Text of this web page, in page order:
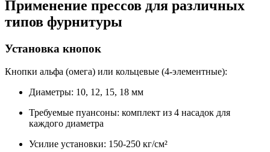
Применение прессов для различных
типов фурнитуры
Установка кнопок
Кнопки альфа (омега) или кольцевые (4-элементные):
Диаметры: 10, 12, 15, 18 мм
Требуемые пуансоны: комплект из 4 насадок для
каждого диаметра
Усилие установки: 150-250 кг/см²